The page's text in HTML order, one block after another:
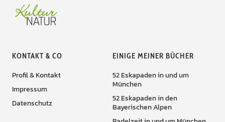
KONTAKT & CO
Profil & Kontakt
Impressum
Datenschutz
EINIGE MEINER BÜCHER
52 Eskapaden in und um
München
52 Eskapaden in den
Bayerischen Alpen